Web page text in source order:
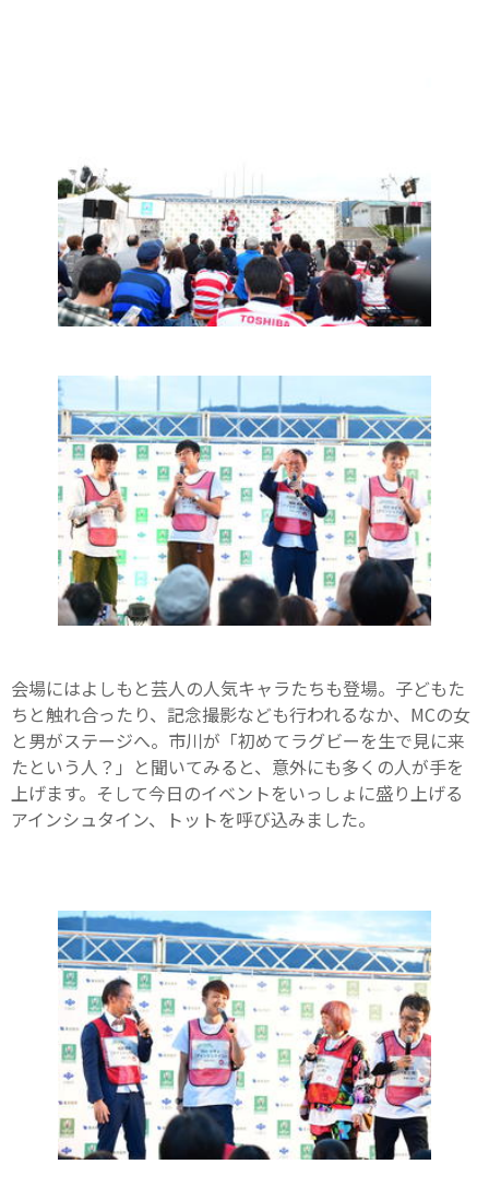
会場にはよしもと芸人の人気キャラたちも登場。子どもた
ちと触れ合ったり、記念撮影なども行われるなか、MCの女
と男がステージへ。市川が「初めてラグビーを生で見に来
たという人？」と聞いてみると、意外にも多くの人が手を
上げます。そして今日のイベントをいっしょに盛り上げる
アインシュタイン、トットを呼び込みました。